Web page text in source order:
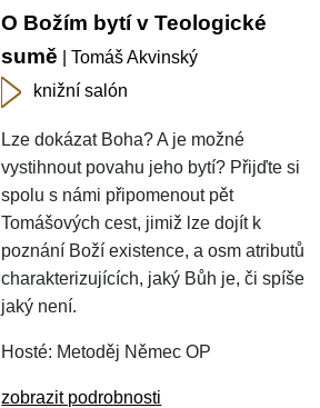
O Božím bytí v Teologické
sumě | Tomáš Akvinský
knižní salón
Lze dokázat Boha? A je možné
vystihnout povahu jeho bytí? Přijďte si
spolu s námi připomenout pět
Tomášových cest, jimiž lze dojít k
poznání Boží existence, a osm atributů
charakterizujících, jaký Bůh je, či spíše
jaký není.
Hosté: Metoděj Němec OP
zobrazit podrobnosti